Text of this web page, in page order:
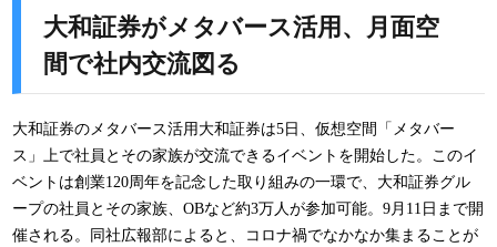
大和証券がメタバース活用、月面空
間で社内交流図る
大和証券のメタバース活用大和証券は5日、仮想空間「メタバー
ス」上で社員とその家族が交流できるイベントを開始した。このイ
ベントは創業120周年を記念した取り組みの一環で、大和証券グル
ープの社員とその家族、OBなど約3万人が参加可能。9月11日まで開
催される。同社広報部によると、コロナ禍でなかなか集まることが